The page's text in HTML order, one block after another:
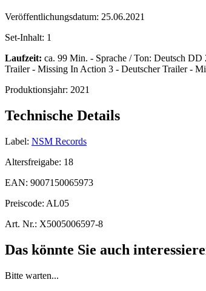
Veröffentlichungsdatum: 25.06.2021
Set-Inhalt: 1
Laufzeit: ca. 99 Min. - Sprache / Ton: Deutsch
Trailer - Missing In Action 3 - Deutscher Trailer -
Produktionsjahr: 2021
Technische Details
Label: NSM Records
Altersfreigabe: 18
EAN: 9007150065973
Preiscode: AL05
Art. Nr.: X5005006597-8
Das könnte Sie auch
Bitte warten...